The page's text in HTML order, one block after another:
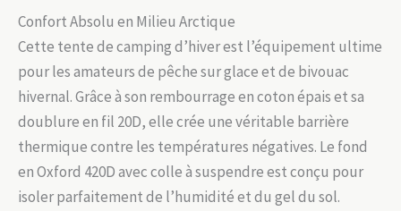
Confort Absolu en Milieu Arctique
Cette tente de camping d’hiver est l’équipement ultime
pour les amateurs de pêche sur glace et de bivouac
hivernal. Grâce à son rembourrage en coton épais et sa
doublure en fil 20D, elle crée une véritable barrière
thermique contre les températures négatives. Le fond
en Oxford 420D avec colle à suspendre est conçu pour
isoler parfaitement de l’humidité et du gel du sol.